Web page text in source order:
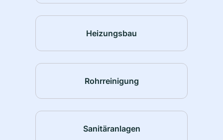
Heizungsbau
Rohrreinigung
Sanitäranlagen